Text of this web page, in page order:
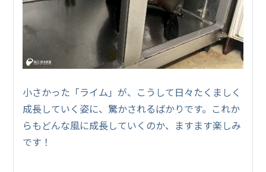
小さかった「ライム」が、こうして日々たくましく
成長していく姿に、驚かされるばかりです。これか
らもどんな風に成長していくのか、ますます楽しみ
です！